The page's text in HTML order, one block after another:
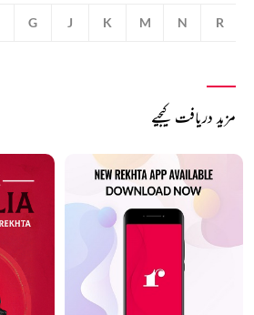
G J K M N R
مزید دریافت کیجیے